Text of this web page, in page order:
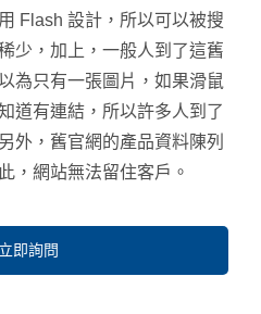
Flash 設計，所以可以被搜
少，加上，一般人到了這舊
為只有一張圖片，如果滑鼠
道有連結，所以許多人到了
外，舊官網的產品資料陳列
，網站無法留住客戶。
立即詢問